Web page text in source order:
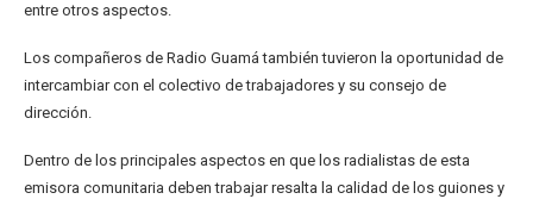
entre otros aspectos.
Los compañeros de Radio Guamá también tuvieron la oportunidad de
intercambiar con el colectivo de trabajadores y su consejo de
dirección.
Dentro de los principales aspectos en que los radialistas de esta
emisora comunitaria deben trabajar resalta la calidad de los guiones y